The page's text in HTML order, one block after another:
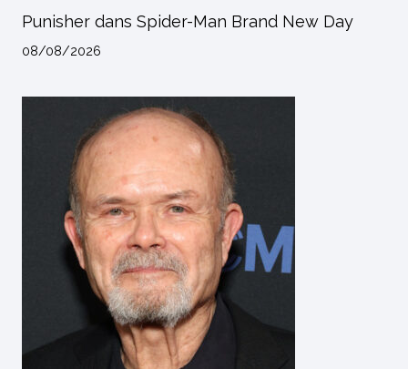
Punisher dans Spider-Man Brand New Day
08/08/2026